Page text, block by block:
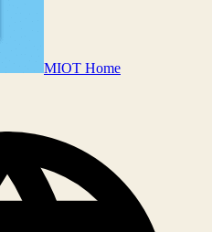
MIOT Home